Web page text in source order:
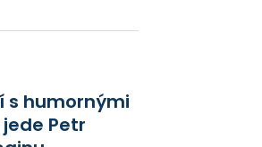
s humornými
Petr